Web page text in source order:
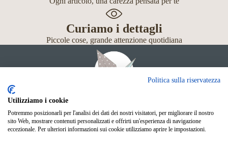
Curiamo i dettagli
Piccole cose, grande attenzione quotidiana
Giochi
Neonato
Politica sulla riservatezza
Utilizziamo i cookie
Potremmo posizionarli per l'analisi dei dati dei nostri visitatori, per migliorare il nostro
sito Web, mostrare contenuti personalizzati e offrirti un'esperienza di navigazione
eccezionale. Per ulteriori informazioni sui cookie utilizziamo aprire le impostazioni.